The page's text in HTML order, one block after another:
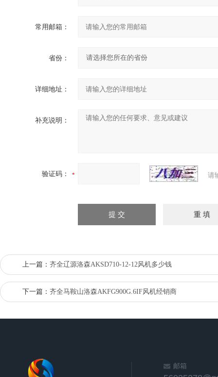
常用邮箱：
省份：
详细地址：
补充说明：
验证码： 请
上一篇： 齐全辽源洛森AKSD710-12-12风机多少钱
下一篇： 齐全马鞍山洛森AKFG900G.6IF风机经销商
邮箱